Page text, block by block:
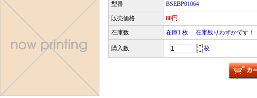
型番 BSEBP01064
販売価格 80円
在庫数 在庫1 枚 在庫残りわずかです！
購入数 枚